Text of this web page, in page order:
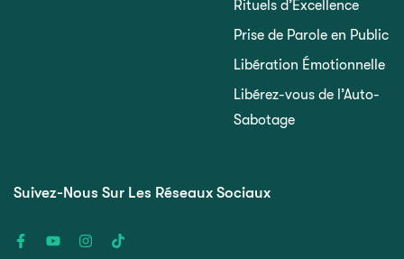
Rituels d’Excellence
Prise de Parole en Public
Libération Émotionnelle
Libérez-vous de l’Auto-
Sabotage
Suivez-Nous Sur Les Réseaux Sociaux